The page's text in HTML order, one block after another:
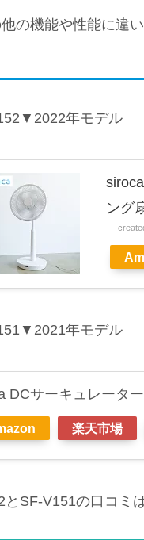
の機能や性能に違
年モデル
ング
年モデル
DCサーキュレータ
楽天市場
とSF-V151の口コミ